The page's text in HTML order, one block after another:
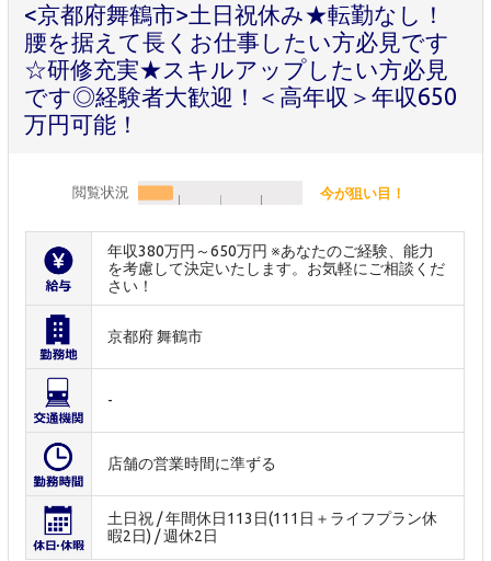
<京都府舞鶴市>土日祝休み★転勤なし！
腰を据えて長くお仕事したい方必見です
☆研修充実★スキルアップしたい方必見
です◎経験者大歓迎！＜高年収＞年収650
万円可能！
閲覧状況 今が狙い目！
年収380万円～650万円 ※あなたのご経験、能力
を考慮して決定いたします。お気軽にご相談くだ
さい！
京都府 舞鶴市
-
店舗の営業時間に準ずる
土日祝 / 年間休日113日(111日＋ライフプラン休
暇2日) / 週休2日